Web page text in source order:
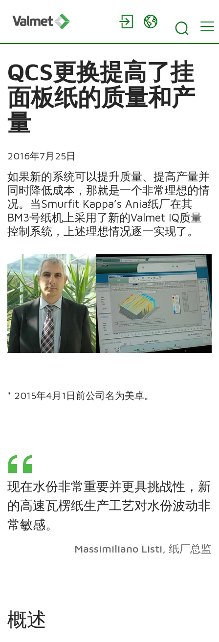
QCS更换提高了挂
面板纸的质量和产
量
2016年7月25日
如果新的系统可以提升质量、提高产量并
同时降低成本，那就是一个非常理想的情
况。当Smurfit Kappa’s Ania纸厂在其
BM3号纸机上采用了新的Valmet IQ质量
控制系统，上述理想情况逐一实现了。
* 2015年4月1日前公司名为美卓。
现在水份非常重要并更具挑战性，新
的高速瓦楞纸生产工艺对水份波动非
常敏感。
Massimiliano Listi, 纸厂总监
概述